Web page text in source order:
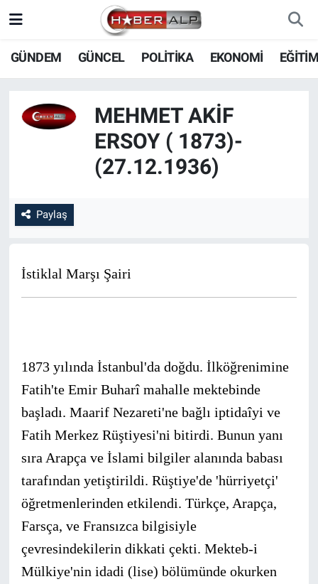
GÜNDEM GÜNCEL POLİTİKA EKONOMİ
MEHMET AKIF
ERSOY ( 1873)-
(27.12.1936)
Paylaş
İstiklal Marşı Şairi
1873 yılında İstanbul'da doğdu. İlköğrenimine
Fatih'te Emir Buharî mahalle mektebinde
başladı. Maarif Nezareti'ne bağlı iptidaîyi ve
Fatih Merkez Rüştiyesi'ni bitirdi. Bunun yanı
sıra Arapça ve İslami bilgiler alanında babası
tarafından yetiştirildi. Rüştiye'de 'hürriyetçi'
öğretmenlerinden etkilendi. Türkçe, Arapça,
Farsça, ve Fransızca bilgisiyle
çevresindekilerin dikkati çekti. Mekteb-i
Mülkiye'nin idadi (lise) bölümünde okurken
Nöbetçi Eczaneler
Trafik Durumu
Süper Lig Puan Durumu ve Fikstür
Haber Arşivi